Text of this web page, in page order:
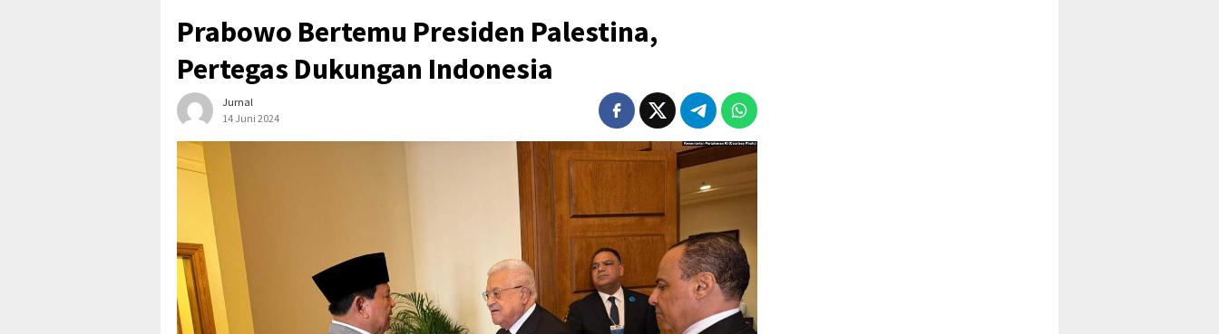
Prabowo Bertemu Presiden Palestina,
Pertegas Dukungan Indonesia
Jurnal
14 Juni 2024